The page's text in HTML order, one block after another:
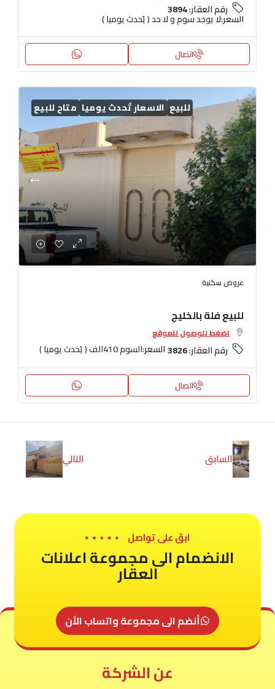
رقم العقار:3894
السعر:لا يوجد سوم و لا حد ( يُحدث يوميا )
اتصال
للبيع الاسعار تُحدث يوميا متاح للبيع
عروض سكنية
للبيع فلة بالخليج
اضغط للوصول للموقع
رقم العقار:3826السعر:السوم 410الف ( يُحدث يوميا )
اتصال
السابق التالي
ابقَ على تواصل
الانضمام الى مجموعة اعلانات
العقار
أنضم الى مجموعة واتساب الأن
عن الشركة